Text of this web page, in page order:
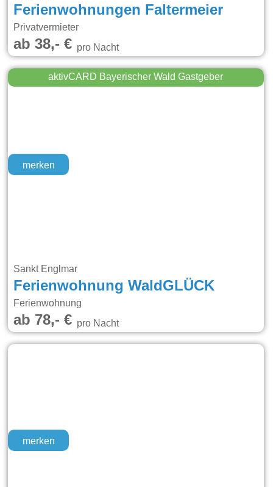
Ferienwohnungen Faltermeier
Privatvermieter
ab 38,- €pro Nacht
merken
aktivCARD Bayerischer Wald Gastgeber
Sankt Englmar
Ferienwohnung WaldGLÜCK
Ferienwohnung
ab 78,- €pro Nacht
merken